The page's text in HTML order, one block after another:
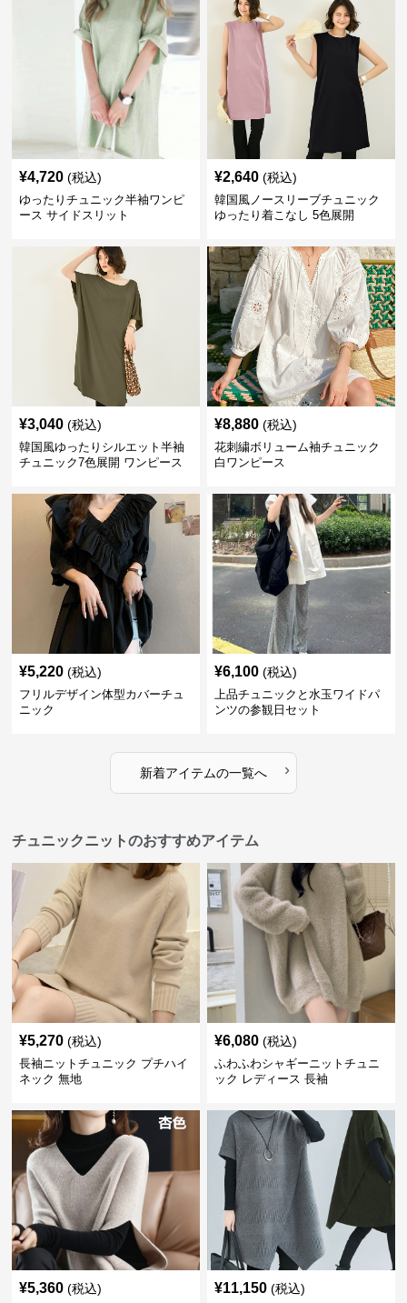
¥4,720 (税込)
ゆったりチュニック半袖ワンピ
ース サイドスリット
¥2,640 (税込)
韓国風ノースリーブチュニック
ゆったり着こなし 5色展開
¥3,040 (税込)
韓国風ゆったりシルエット半袖
チュニック7色展開 ワンピース
¥8,880 (税込)
花刺繍ボリューム袖チュニック
白ワンピース
¥5,220 (税込)
フリルデザイン体型カバーチュ
ニック
¥6,100 (税込)
上品チュニックと水玉ワイドパ
ンツの参観日セット
新着アイテムの一覧へ ›
チュニックニットのおすすめアイテム
¥5,270 (税込)
長袖ニットチュニック プチハイ
ネック 無地
¥6,080 (税込)
ふわふわシャギーニットチュニ
ック レディース 長袖
¥5,360 (税込) ¥11,150 (税込)